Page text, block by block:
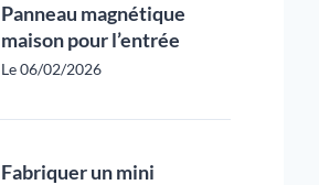
Panneau magnétique
maison pour l’entrée
Le 06/02/2026
Fabriquer un mini